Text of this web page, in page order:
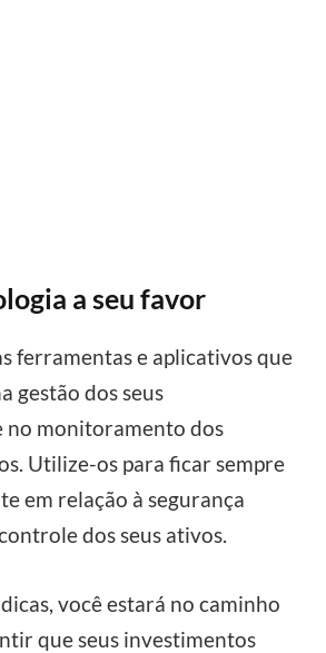
a seu favor
ferramentas e aplicativos que
gestão dos seus
no monitoramento dos
Utilize-os para ficar sempre
em relação à segurança
dos seus ativos.
você estará no caminho
que seus investimentos